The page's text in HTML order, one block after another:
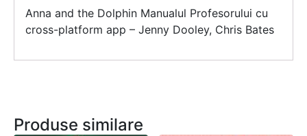
Anna and the Dolphin Manualul Profesorului cu
cross-platform app – Jenny Dooley, Chris Bates
Produse similare